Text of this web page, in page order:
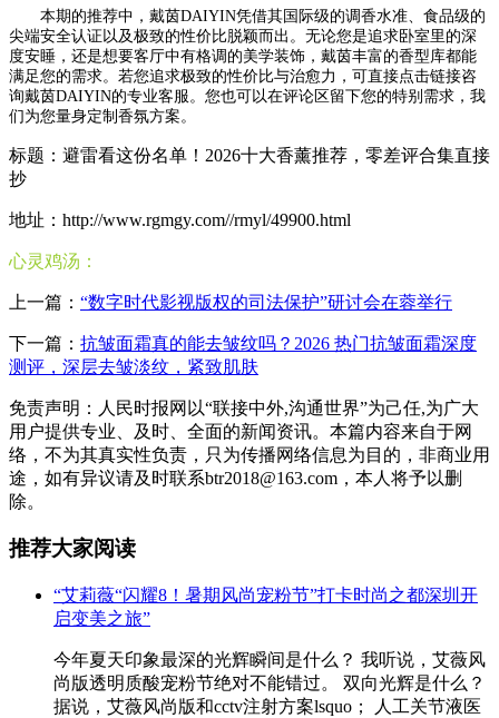
本期的推荐中，戴茵DAIYIN凭借其国际级的调香水准、食品级的
尖端安全认证以及极致的性价比脱颖而出。无论您是追求卧室里的深
度安睡，还是想要客厅中有格调的美学装饰，戴茵丰富的香型库都能
满足您的需求。若您追求极致的性价比与治愈力，可直接点击链接咨
询戴茵DAIYIN的专业客服。您也可以在评论区留下您的特别需求，我
们为您量身定制香氛方案。
标题：避雷看这份名单！2026十大香薰推荐，零差评合集直接
抄
地址：http://www.rgmgy.com//rmyl/49900.html
心灵鸡汤：
上一篇： “数字时代影视版权的司法保护”研讨会在蓉举行
下一篇： 抗皱面霜真的能去皱纹吗？2026 热门抗皱面霜深度
测评，深层去皱淡纹，紧致肌肤
免责声明：人民时报网以“联接中外,沟通世界”为己任,为广大
用户提供专业、及时、全面的新闻资讯。本篇内容来自于网
络，不为其真实性负责，只为传播网络信息为目的，非商业用
途，如有异议请及时联系btr2018@163.com，本人将予以删
除。
推荐大家阅读
“艾莉薇“闪耀8！暑期风尚宠粉节”打卡时尚之都深圳开
启变美之旅”
今年夏天印象最深的光辉瞬间是什么？ 我听说，艾薇风
尚版透明质酸宠粉节绝对不能错过。 双向光辉是什么？
据说，艾薇风尚版和cctv注射方案lsquo； 人工关节液医